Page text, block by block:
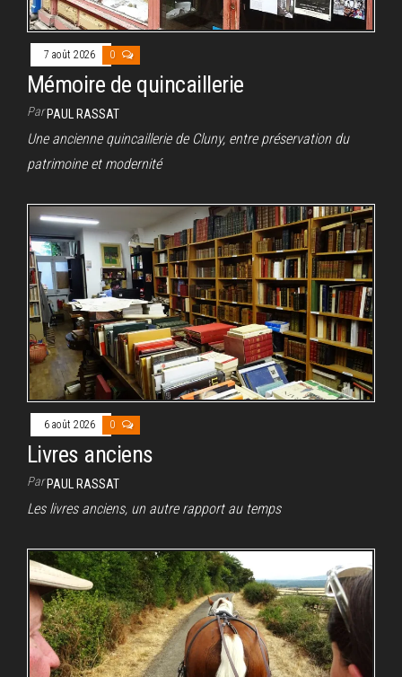
7 août 2026 0
Mémoire de quincaillerie
ParPAUL RASSAT
Une ancienne quincaillerie de Cluny, entre préservation du
patrimoine et modernité
6 août 2026 0
Livres anciens
ParPAUL RASSAT
Les livres anciens, un autre rapport au temps